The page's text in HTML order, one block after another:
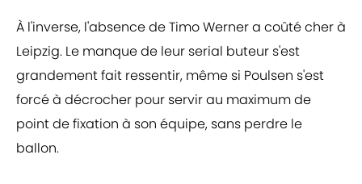
À l'inverse, l'absence de Timo Werner a coûté cher à
Leipzig. Le manque de leur serial buteur s'est
grandement fait ressentir, même si Poulsen s'est
forcé à décrocher pour servir au maximum de
point de fixation à son équipe, sans perdre le
ballon.